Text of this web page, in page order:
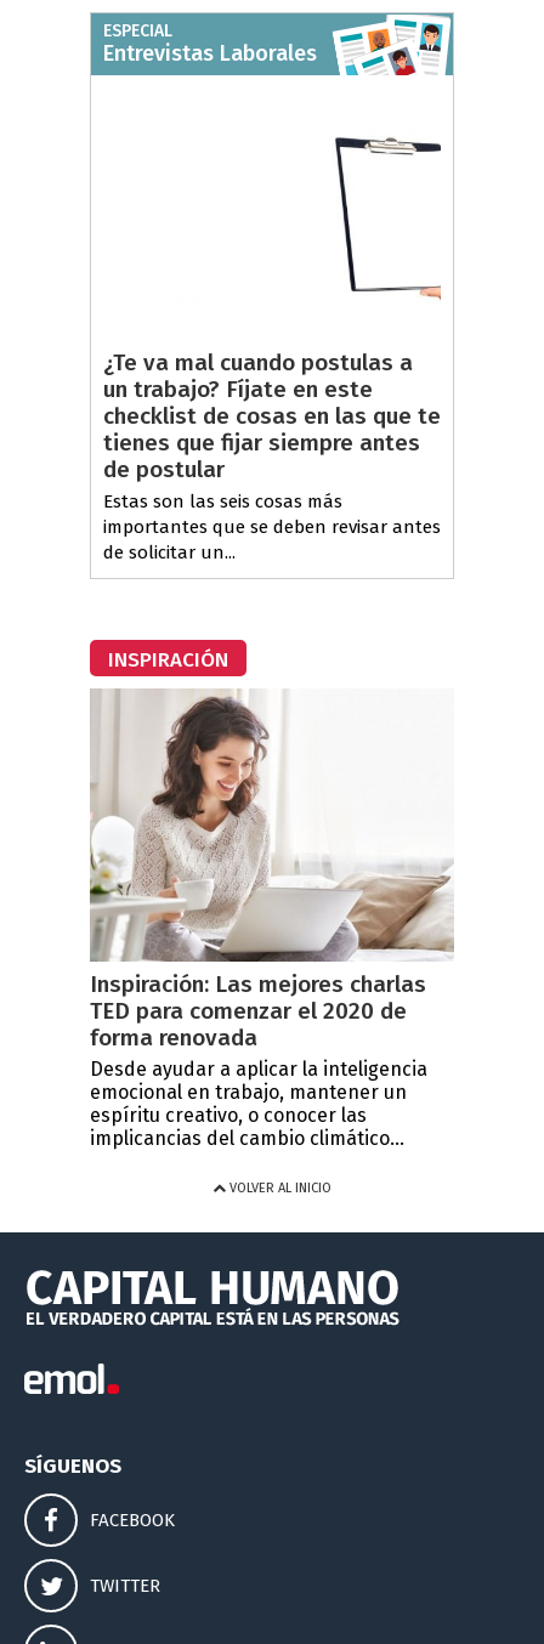
ESPECIAL
Entrevistas Laborales
¿Te va mal cuando postulas a
un trabajo? Fíjate en este
checklist de cosas en las que te
tienes que fijar siempre antes
de postular
Estas son las seis cosas más
importantes que se deben revisar antes
de solicitar un...
INSPIRACIÓN
Inspiración: Las mejores charlas
TED para comenzar el 2020 de
forma renovada
Desde ayudar a aplicar la inteligencia
emocional en trabajo, mantener un
espíritu creativo, o conocer las
implicancias del cambio climático...
VOLVER AL INICIO
SÍGUENOS
FACEBOOK
TWITTER